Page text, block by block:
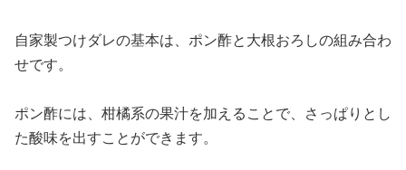
自家製つけダレの基本は、ポン酢と大根おろしの組み合わ
せです。
ポン酢には、柑橘系の果汁を加えることで、さっぱりとし
た酸味を出すことができます。